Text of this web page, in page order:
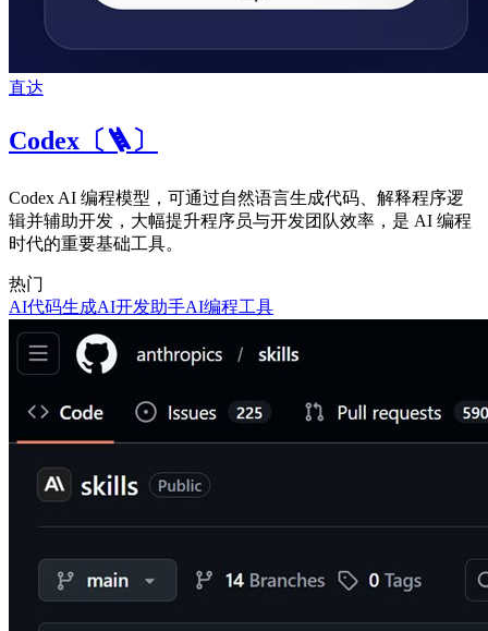
直达
Codex〔🪜〕
Codex AI 编程模型，可通过自然语言生成代码、解释程序逻
辑并辅助开发，大幅提升程序员与开发团队效率，是 AI 编程
时代的重要基础工具。
热门
AI代码生成AI开发助手AI编程工具